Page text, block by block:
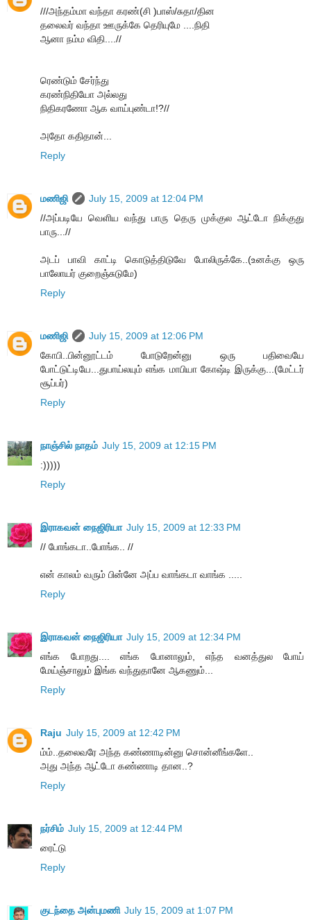
///அந்தம்மா வந்தா கரண்(சி )பாஸ்/சுதா/தின
தலைவர் வந்தா ஊருக்கே தெரியுமே ....நிதி
ஆனா நம்ம விதி....//
ரெண்டும் சேர்ந்து
கரண்நிதியோ அல்லது
நிதிகரணோ ஆக வாய்புண்டா!?//
அதோ கதிதான்...
Reply
மணிஜி
July 15, 2009 at 12:04 PM
//அப்படியே வெளிய வந்து பாரு தெரு முக்குல ஆட்டோ நிக்குது
பாரு...//
அடப் பாவி காட்டி கொடுத்திடுவே போலிருக்கே..(உனக்கு ஒரு
பாலோயர் குறைஞ்சுடுமே)
Reply
மணிஜி
July 15, 2009 at 12:06 PM
கோபி..பின்னூட்டம் போடுறேன்னு ஒரு பதிவையே
போட்டுட்டியே...துபாய்லயும் எங்க மாபியா கோஷ்டி இருக்கு...(மேட்டர்
சூப்பர்)
Reply
நாஞ்சில் நாதம் July 15, 2009 at 12:15 PM
:)))))
Reply
இராகவன் நைஜிரியா July 15, 2009 at 12:33 PM
// போங்கடா..போங்க.. //
என் காலம் வரும் பின்னே அப்ப வாங்கடா வாங்க .....
Reply
இராகவன் நைஜிரியா July 15, 2009 at 12:34 PM
எங்க போறது.... எங்க போனாலும், எந்த வனத்துல போய்
மேய்ஞ்சாலும் இங்க வந்துதானே ஆகணும்...
Reply
Raju July 15, 2009 at 12:42 PM
ம்ம்..தலைவரே அந்த கண்ணாடின்னு சொன்னீங்களே..
அது அந்த ஆட்டோ கண்ணாடி தான..?
Reply
நர்சிம் July 15, 2009 at 12:44 PM
ரைட்டு
Reply
குடந்தை அன்புமணி July 15, 2009 at 1:07 PM